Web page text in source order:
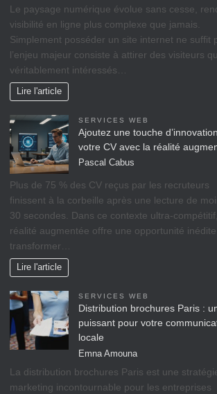
Le paysage numérique évolue sans cesse,
visibilité en ligne plus complexe que jamais.
Simplement posséder un site internet ne suffit
l’enjeu majeur consiste à attirer des visiteurs
véritablement intéressés…
Lire l'article
SERVICES WEB
Ajoutez une touche
votre CV avec la réalité
Pascal Cabus
Plus de 75 % des CV reçus par les recruteurs
finissent à la corbeille après une lecture de
30 secondes. Dans ce contexte ultra-
réalité augmentée offre une opportunité
transformer…
Lire l'article
SERVICES WEB
Distribution brochures Paris :
puissant pour votre
locale
Emna Amouna
La distribution brochures Paris est une
marketing incontournable pour les entreprises